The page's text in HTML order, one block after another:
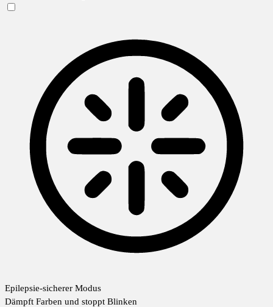
Epilepsie-sicherer Modus
Dämpft Farben und stoppt Blinken